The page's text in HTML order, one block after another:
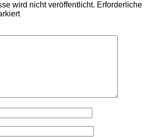
wird nicht veröffentlicht. Erforderliche